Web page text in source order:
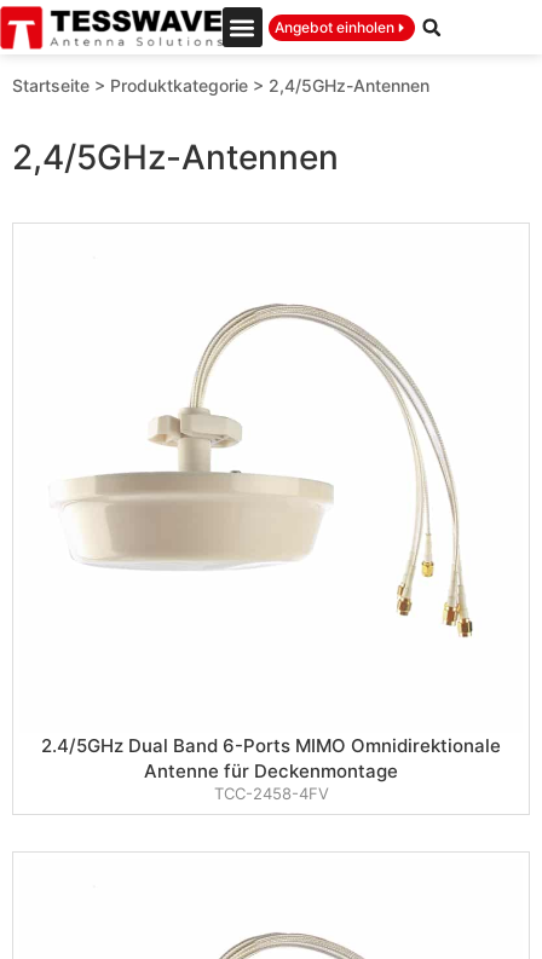
Angebot einholen
Startseite > Produktkategorie > 2,4/5GHz-Antennen
2,4/5GHz-Antennen
2.4/5GHz Dual Band 6-Ports MIMO Omnidirektionale
Antenne für Deckenmontage
TCC-2458-4FV